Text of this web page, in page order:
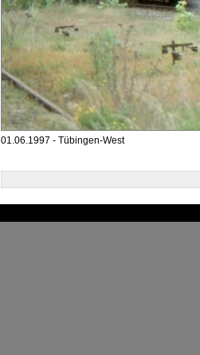
01.06.1997 - Tübingen-West